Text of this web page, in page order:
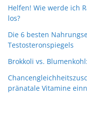
Helfen! Wie werde ich
los?
Die 6 besten
Testosteronspiegels
Brokkoli vs.
pränatale Vitamine